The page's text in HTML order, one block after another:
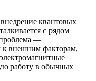
квантовых
с рядом
—
к внешним факторам,
работу в обычных